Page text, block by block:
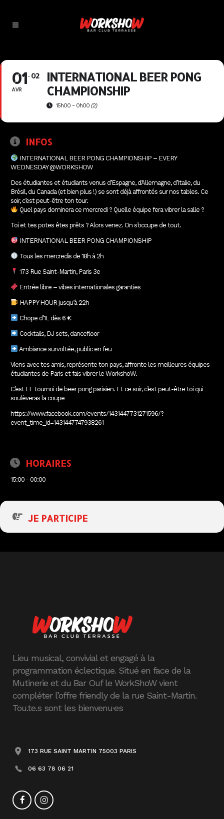
01
AVR
02
INTERNATIONAL BEER PONG
CHAMPIONSHIP
15h00 - 0h00 (2)
INFOS
INTERNATIONAL BEER PONG CHAMPIONSHIP – EVERY
WEDNESDAY @WORKSHOW
Des étudiantes et étudiants venus d’Espagne, d’Allemagne, d’Italie, du
Brésil, du Canada (et bien plus !) se sont déjà affrontés sur nos tables. Ce
soir, c’est peut-être ton tour.
Quel pays dominera ce mercredi ? Quelle équipe fera vibrer la salle ?
Toi et tes potes êtes prêts ? Alors venez. On s’occupe de tout.
INTERNATIONAL BEER PONG CHAMPIONSHIP
Tous les mercredis de 18h à 2h
173 Rue Saint-Martin, Paris 3e
Entrée libre – vibes internationales garanties
HAPPY HOUR jusqu’à 22h
Chope d’1L dès 6 €
Cocktails, DJ sets, dancefloor
Ambiance survoltée, public en feu
Viens avec tes amis, représente ton pays, affronte les meilleures équipes
étudiantes de Paris et fais vibrer le WorkshoW.
C’est LE tournoi de beer pong parisien. Et ce soir, c’est peut-être toi qui
soulèveras la coupe
https://www.facebook.com/events/1431447731271596/?
event_time_id=1431447747938261
HORAIRES
15:00 - 00:00
JE PARTICIPE
Lieu musical, convivial et engagé à la
programmation éclectique. Situé en face de la
Mutinerie et du Bar Ouf le WorkShoW vient
compléter l’offre friendly de la rue Saint-Martin.
Tou.te.s sont les bienvenu·es
173 RUE SAINT MARTIN 75003 PARIS
06 63 78 06 21